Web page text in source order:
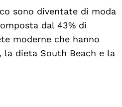
sono diventate di moda
dal 43% di
moderne che hanno
la dieta South Beach e la